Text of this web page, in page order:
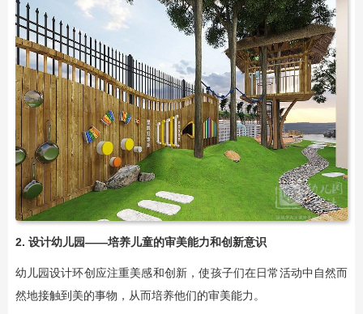
2. 设计幼儿园——培养儿童的审美能力和创新意识
幼儿园设计环创应注重美感和创新，使孩子们在日常活动中自然而
然地接触到美的事物，从而培养他们的审美能力。